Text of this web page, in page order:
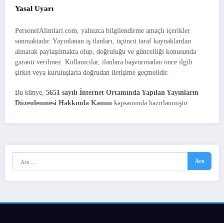
Yasal Uyarı
PersonelAlimlari.com, yalnızca bilgilendirme amaçlı içerikler
sunmaktadır. Yayınlanan iş ilanları, üçüncü taraf kaynaklardan
alınarak paylaşılmakta olup, doğruluğu ve güncelliği konusunda
garanti verilmez. Kullanıcılar, ilanlara başvurmadan önce ilgili
şirket veya kuruluşlarla doğrudan iletişime geçmelidir.
Bu künye, 5651 sayılı İnternet Ortamında Yapılan Yayınların
Düzenlenmesi Hakkında Kanun kapsamında hazırlanmıştır.